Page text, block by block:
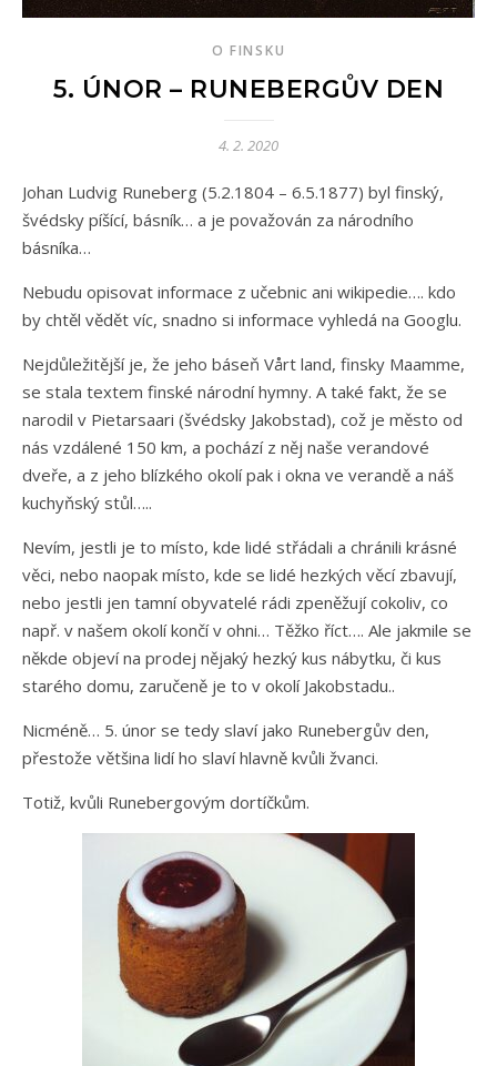
O FINSKU
5. ÚNOR – RUNEBERGŮV DEN
4. 2. 2020
Johan Ludvig Runeberg (5.2.1804 – 6.5.1877) byl finský,
švédsky píšící, básník… a je považován za národního
básníka…
Nebudu opisovat informace z učebnic ani wikipedie…. kdo
by chtěl vědět víc, snadno si informace vyhledá na Googlu.
Nejdůležitější je, že jeho báseň Vårt land, finsky Maamme,
se stala textem finské národní hymny. A také fakt, že se
narodil v Pietarsaari (švédsky Jakobstad), což je město od
nás vzdálené 150 km, a pochází z něj naše verandové
dveře, a z jeho blízkého okolí pak i okna ve verandě a náš
kuchyňský stůl…..
Nevím, jestli je to místo, kde lidé střádali a chránili krásné
věci, nebo naopak místo, kde se lidé hezkých věcí zbavují,
nebo jestli jen tamní obyvatelé rádi zpeněžují cokoliv, co
např. v našem okolí končí v ohni… Těžko říct…. Ale jakmile se
někde objeví na prodej nějaký hezký kus nábytku, či kus
starého domu, zaručeně je to v okolí Jakobstadu..
Nicméně… 5. únor se tedy slaví jako Runebergův den,
přestože většina lidí ho slaví hlavně kvůli žvanci.
Totiž, kvůli Runebergovým dortíčkům.